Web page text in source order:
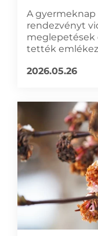
A gyermeknap
rendezvényt
meglepetések
tették
2026.05.26